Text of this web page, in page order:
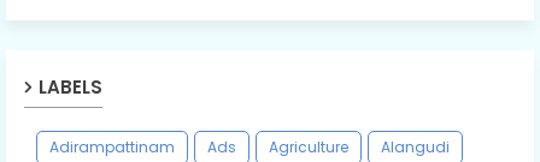
LABELS
Adirampattinam Ads Agriculture
Alangudi